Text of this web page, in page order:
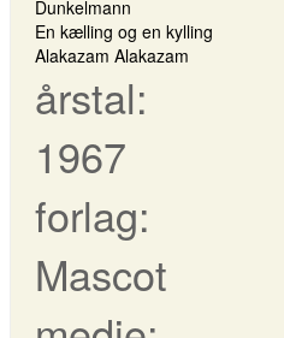
Dunkelmann
En kælling og en kylling
Alakazam Alakazam
årstal:
1967
forlag:
Mascot